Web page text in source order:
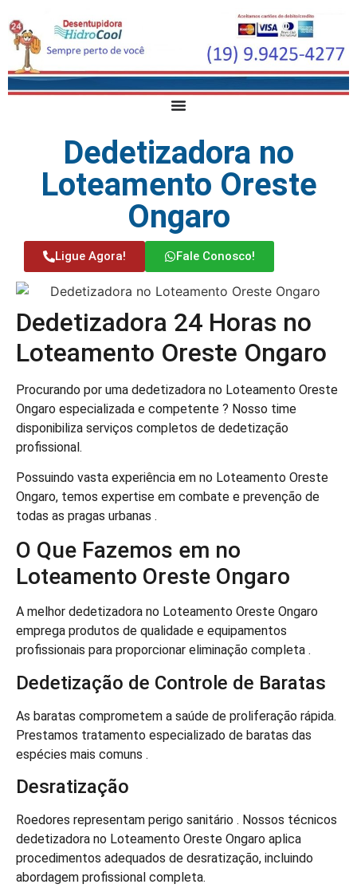
Dedetizadora no
Loteamento Oreste
Ongaro
Ligue Agora! Fale Conosco!
Dedetizadora 24 Horas no
Loteamento Oreste Ongaro
Procurando por uma dedetizadora no Loteamento Oreste
Ongaro especializada e competente ? Nosso time
disponibiliza serviços completos de dedetização
profissional.
Possuindo vasta experiência em no Loteamento Oreste
Ongaro, temos expertise em combate e prevenção de
todas as pragas urbanas .
O Que Fazemos em no
Loteamento Oreste Ongaro
A melhor dedetizadora no Loteamento Oreste Ongaro
emprega produtos de qualidade e equipamentos
profissionais para proporcionar eliminação completa .
Dedetização de Controle de Baratas
As baratas comprometem a saúde de proliferação rápida.
Prestamos tratamento especializado de baratas das
espécies mais comuns .
Desratização
Roedores representam perigo sanitário . Nossos técnicos
dedetizadora no Loteamento Oreste Ongaro aplica
procedimentos adequados de desratização, incluindo
abordagem profissional completa.